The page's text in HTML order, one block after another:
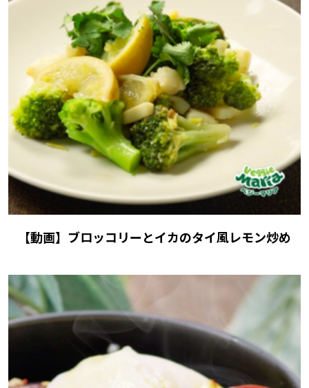
【動画】ブロッコリーとイカのタイ風レモン炒め